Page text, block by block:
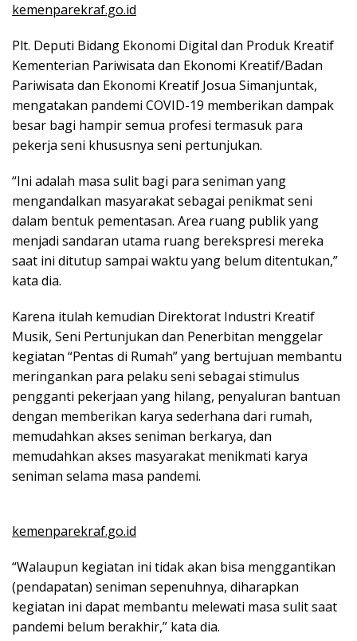
kemenparekraf.go.id
Plt. Deputi Bidang Ekonomi Digital dan Produk Kreatif
Kementerian Pariwisata dan Ekonomi Kreatif/Badan
Pariwisata dan Ekonomi Kreatif Josua Simanjuntak,
mengatakan pandemi COVID-19 memberikan dampak
besar bagi hampir semua profesi termasuk para
pekerja seni khususnya seni pertunjukan.
“Ini adalah masa sulit bagi para seniman yang
mengandalkan masyarakat sebagai penikmat seni
dalam bentuk pementasan. Area ruang publik yang
menjadi sandaran utama ruang berekspresi mereka
saat ini ditutup sampai waktu yang belum ditentukan,”
kata dia.
Karena itulah kemudian Direktorat Industri Kreatif
Musik, Seni Pertunjukan dan Penerbitan menggelar
kegiatan “Pentas di Rumah” yang bertujuan membantu
meringankan para pelaku seni sebagai stimulus
pengganti pekerjaan yang hilang, penyaluran bantuan
dengan memberikan karya sederhana dari rumah,
memudahkan akses seniman berkarya, dan
memudahkan akses masyarakat menikmati karya
seniman selama masa pandemi.
kemenparekraf.go.id
“Walaupun kegiatan ini tidak akan bisa menggantikan
(pendapatan) seniman sepenuhnya, diharapkan
kegiatan ini dapat membantu melewati masa sulit saat
pandemi belum berakhir,” kata dia.